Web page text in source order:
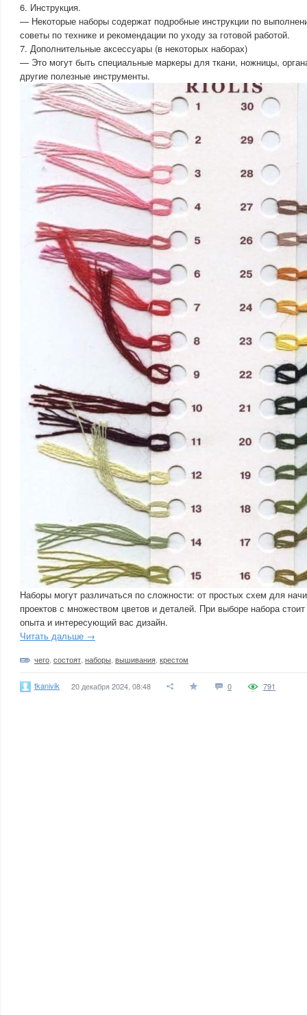
6. Инструкция.
— Некоторые наборы содержат подробные инструкции по
советы по технике и рекомендации по уходу за готовой работой.
7. Дополнительные аксессуары (в некоторых наборах)
— Это могут быть специальные маркеры для ткани, ножницы,
другие полезные инструменты.
Наборы могут различаться по сложности: от простых схем для
проектов с множеством цветов и деталей. При выборе набора
опыта и интересующий вас дизайн.
Читать дальше →
чего состоят наборы вышивания крестом
tkanivik 20 декабря 2024, 08:48 0 791